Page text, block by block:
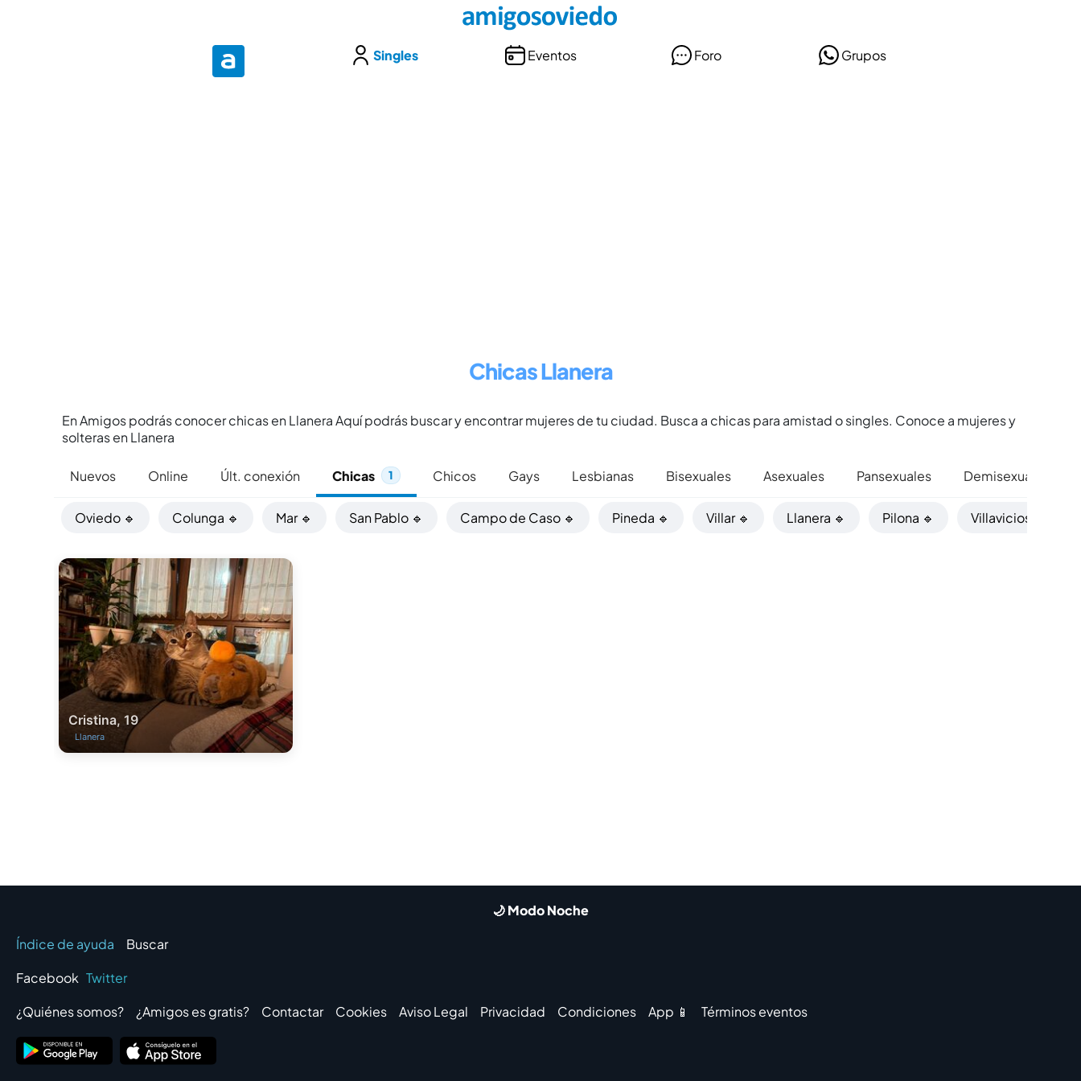
Singles Eventos Foro Grupos
Chicas Llanera
En Amigos podrás conocer chicas en Llanera Aquí podrás buscar y encontrar mujeres de tu ciudad. Busca a chicas para amistad o singles. Conoce a mujeres y
solteras en Llanera
Nuevos Online Últ. conexión Chicas 1 Chicos Gays Lesbianas Bisexuales Asexuales Pansexuales Demisexuales
Oviedo 🔹 Colunga 🔹 Mar 🔹 San Pablo 🔹 Campo de Caso 🔹 Pineda 🔹 Villar 🔹 Llanera 🔹 Pilona 🔹 Villaviciosa 🔹
Cristina, 19
Llanera
🌙 Modo Noche
Índice de ayuda
Buscar
Facebook Twitter
¿Quiénes somos?
¿Amigos es gratis? Contactar Cookies Aviso Legal Privacidad Condiciones App 📱 Términos eventos